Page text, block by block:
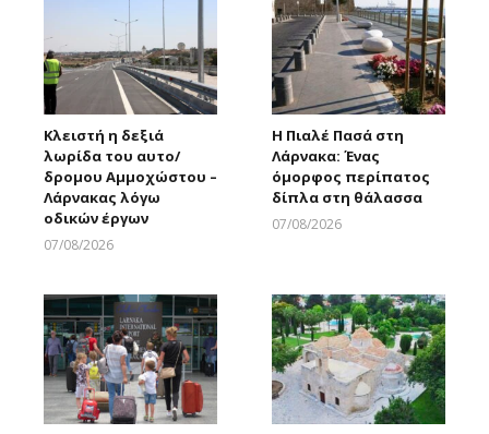
Κλειστή η δεξιά
λωρίδα του αυτο/
δρομου Αμμοχώστου –
Λάρνακας λόγω
οδικών έργων
07/08/2026
Η Πιαλέ Πασά στη
Λάρνακα: Ένας
όμορφος περίπατος
δίπλα στη θάλασσα
07/08/2026